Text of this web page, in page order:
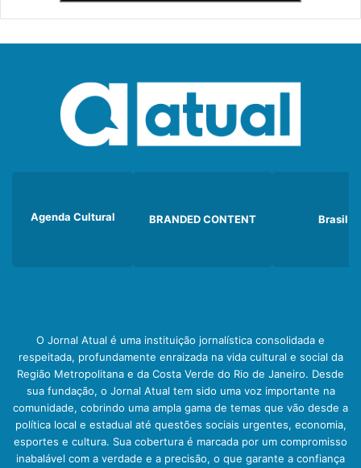
Agenda Cultural BRANDED CONTENT Brasil
O Jornal Atual é uma instituição jornalística consolidada e
respeitada, profundamente enraizada na vida cultural e social da
Região Metropolitana e da Costa Verde do Rio de Janeiro. Desde
sua fundação, o Jornal Atual tem sido uma voz importante na
comunidade, cobrindo uma ampla gama de temas que vão desde a
política local e estadual até questões sociais urgentes, economia,
esportes e cultura. Sua cobertura é marcada por um compromisso
inabalável com a verdade e a precisão, o que garante a confiança